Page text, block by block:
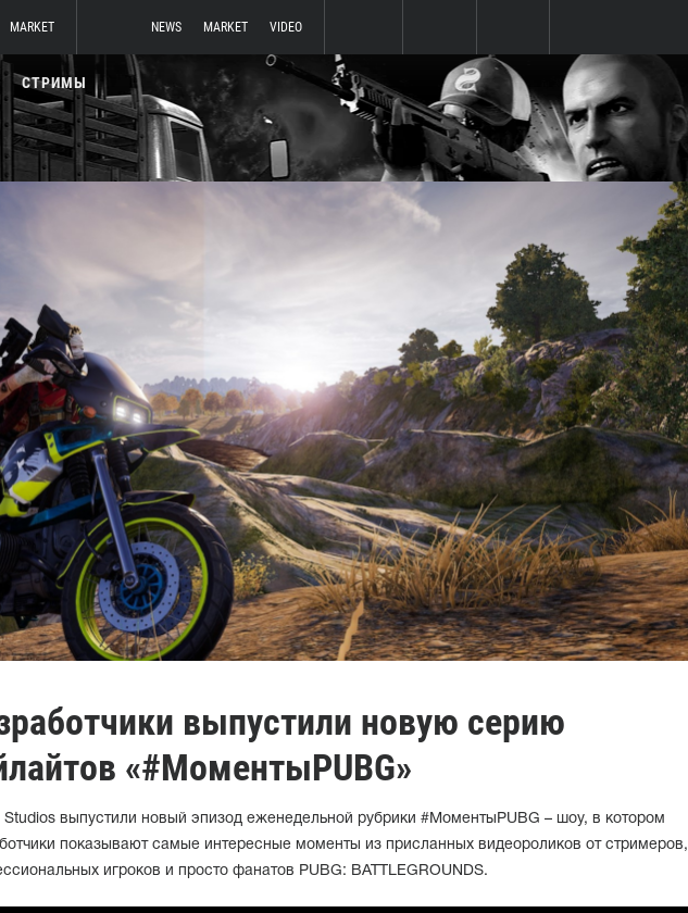
MARKET NEWS MARKET VIDEO
СТРИМЫ
выпустили новую серию
«#МоментыPUBG»
Studios выпустили новый эпизод еженедельной рубрики #МоментыPUBG – шоу, в котором
показывают самые интересные моменты из присланных видеороликов от стримеров,
игроков и просто фанатов PUBG: BATTLEGROUNDS.